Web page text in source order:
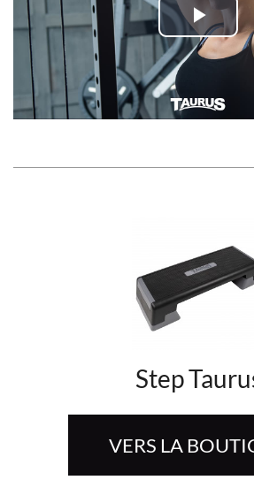
Play
Step
VERS LA